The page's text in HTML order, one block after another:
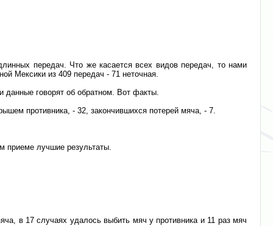
передач. Что же касается всех видов передач, то нами
Мексики из 409 передач - 71 неточная.
данные говорят об обратном. Вот факты.
противника, - 32, закончившихся потерей мяча, - 7.
приеме лучшие результаты.
в 17 случаях удалось выбить мяч у противника и 11 раз мяч